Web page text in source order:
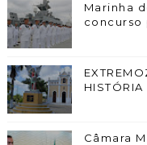
Marinha
concurso
Câmara